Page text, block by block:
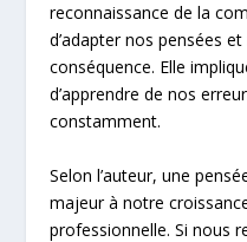
reconnaissance de la
d’adapter nos pensées
conséquence. Elle
d’apprendre de nos
constamment.
Selon l’auteur, une
majeur à notre
professionnelle. Si nous